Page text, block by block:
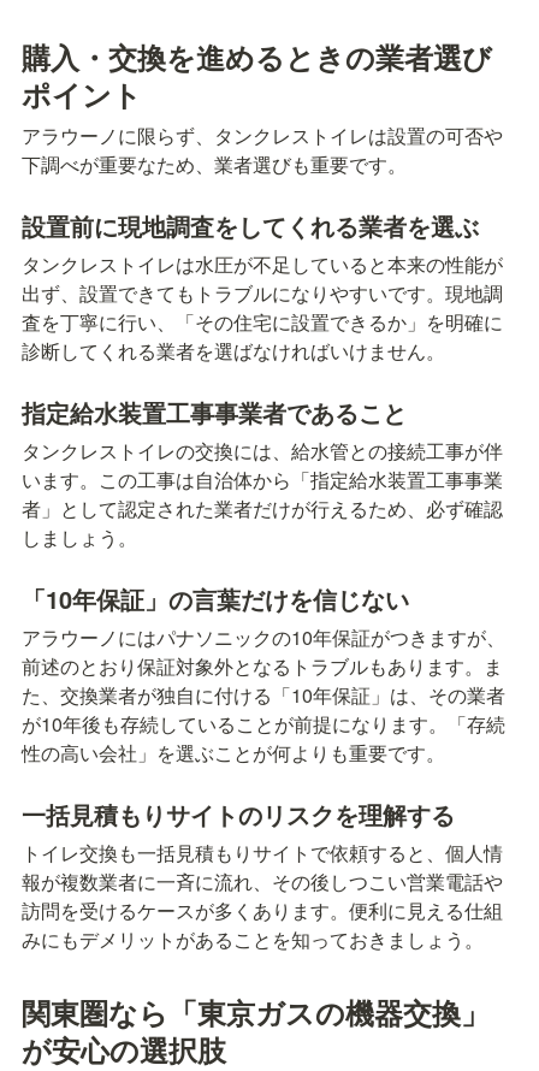
購入・交換を進めるときの業者選び
ポイント
アラウーノに限らず、タンクレストイレは設置の可否や
下調べが重要なため、業者選びも重要です。
設置前に現地調査をしてくれる業者を選ぶ
タンクレストイレは水圧が不足していると本来の性能が
出ず、設置できてもトラブルになりやすいです。現地調
査を丁寧に行い、「その住宅に設置できるか」を明確に
診断してくれる業者を選ばなければいけません。
指定給水装置工事事業者であること
タンクレストイレの交換には、給水管との接続工事が伴
います。この工事は自治体から「指定給水装置工事事業
者」として認定された業者だけが行えるため、必ず確認
しましょう。
「10年保証」の言葉だけを信じない
アラウーノにはパナソニックの10年保証がつきますが、
前述のとおり保証対象外となるトラブルもあります。ま
た、交換業者が独自に付ける「10年保証」は、その業者
が10年後も存続していることが前提になります。「存続
性の高い会社」を選ぶことが何よりも重要です。
一括見積もりサイトのリスクを理解する
トイレ交換も一括見積もりサイトで依頼すると、個人情
報が複数業者に一斉に流れ、その後しつこい営業電話や
訪問を受けるケースが多くあります。便利に見える仕組
みにもデメリットがあることを知っておきましょう。
関東圏なら「東京ガスの機器交換」
が安心の選択肢